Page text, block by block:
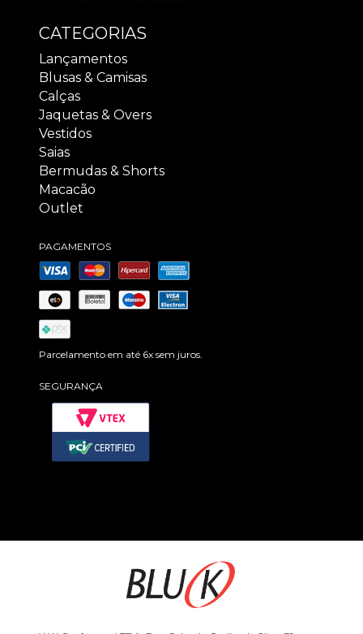
CATEGORIAS
Lançamentos
Blusas & Camisas
Calças
Jaquetas & Overs
Vestidos
Saias
Bermudas & Shorts
Macacão
Outlet
PAGAMENTOS
Parcelamento em até 6x sem juros.
SEGURANÇA